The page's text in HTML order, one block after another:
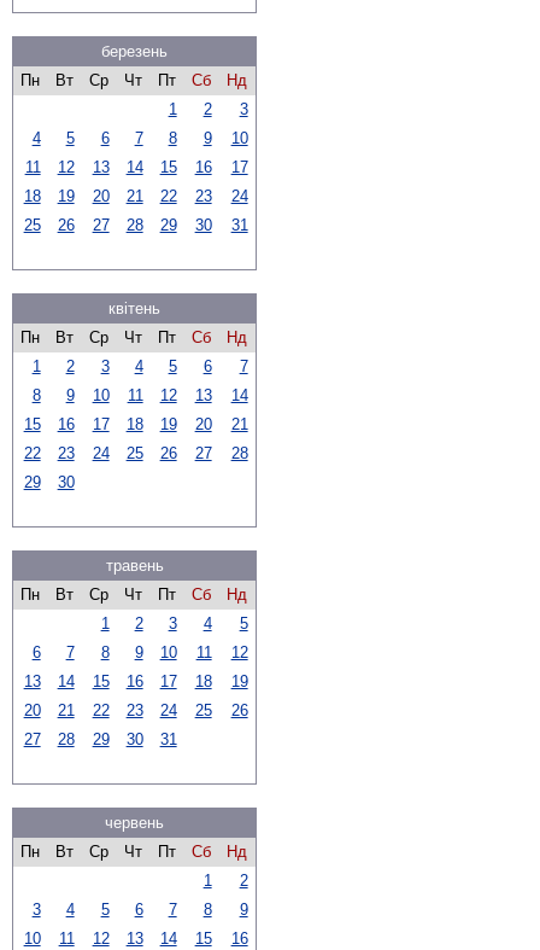
березень
Пн
Вт Ср Чт Пт Сб
Нд
1
2
3
4
5 6 7 8 9
10
11
12 13 14 15 16
17
18
19 20 21 22 23
24
25
26 27 28 29 30 31
квітень
Пн
Вт Ср Чт Пт Сб
Нд
1
2 3 4 5 6
7
8
9 10 11 12 13
14
15
16 17 18 19 20
21
22
23 24 25 26 27
28
29
30
травень
Пн
Вт Ср Чт Пт Сб
Нд
1
2 3 4
5
6
7 8 9 10 11
12
13
14 15 16 17 18
19
20
21 22 23 24 25
26
27
28 29 30 31
червень
Пн
Вт Ср Чт Пт Сб
Нд
1
2
3
4 5 6 7 8
9
10
11 12 13 14 15
16